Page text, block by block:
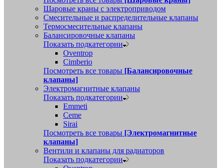
Шаровые краны с электроприводом
Смесительные и распределительные клапаны
Термосмесительные клапаны
Балансировочные клапаны
Показать подкатегории
Oventrop
Cimberio
Посмотреть все товары [Балансировочные
клапаны]
Электромагнитные клапаны
Показать подкатегории
Emmeti
Ceme
Sirai
Посмотреть все товары [Электромагнитные
клапаны]
Вентили и клапаны для радиаторов
Показать подкатегории